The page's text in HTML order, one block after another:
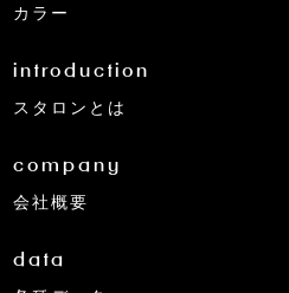
カラー
introduction
スタロンとは
company
会社概要
data